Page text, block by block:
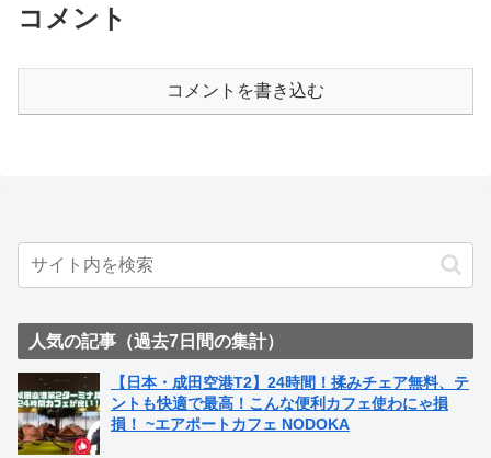
コメント
コメントを書き込む
人気の記事（過去7日間の集計）
【日本・成田空港T2】24時間！揉みチェア無料、テ
ントも快適で最高！こんな便利カフェ使わにゃ損
損！ ~エアポートカフェ NODOKA